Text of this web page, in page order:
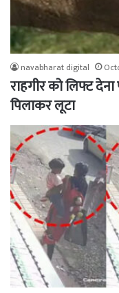
navabharat digital
राहगीर को लिफ्ट देना
पिलाकर लूटा